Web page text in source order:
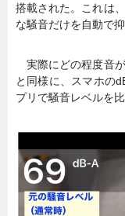
搭載された。これは
な騒音だけを自動で
実際にどの程度音
と同様に、スマホの
プリで騒音レベルを